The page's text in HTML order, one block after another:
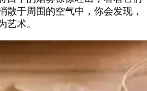
散于周围的空气中，你会发现，
艺术。